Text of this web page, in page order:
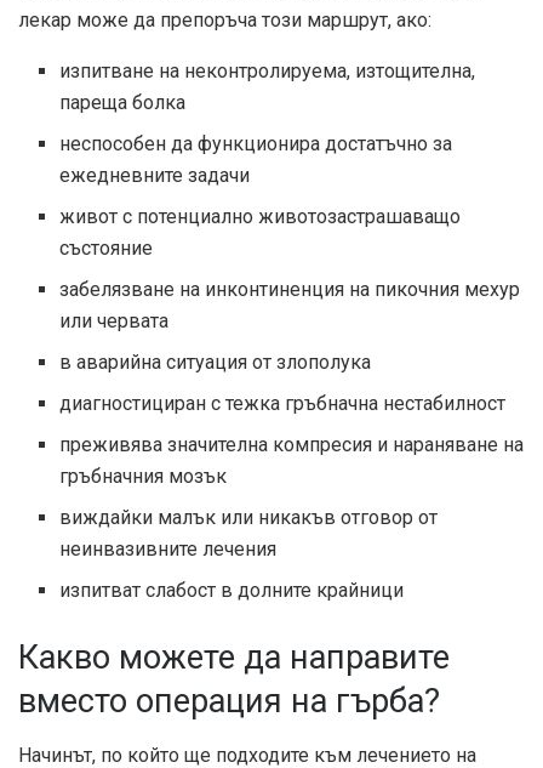
лекар може да препоръча този маршрут, ако:
изпитване на неконтролируема, изтощителна,
пареща болка
неспособен да функционира достатъчно за
ежедневните задачи
живот с потенциално животозастрашаващо
състояние
забелязване на инконтиненция на пикочния мехур
или червата
в аварийна ситуация от злополука
диагностициран с тежка гръбначна нестабилност
преживява значителна компресия и нараняване на
гръбначния мозък
виждайки малък или никакъв отговор от
неинвазивните лечения
изпитват слабост в долните крайници
Какво можете да направите
вместо операция на гърба?
Начинът, по който ще подходите към лечението на